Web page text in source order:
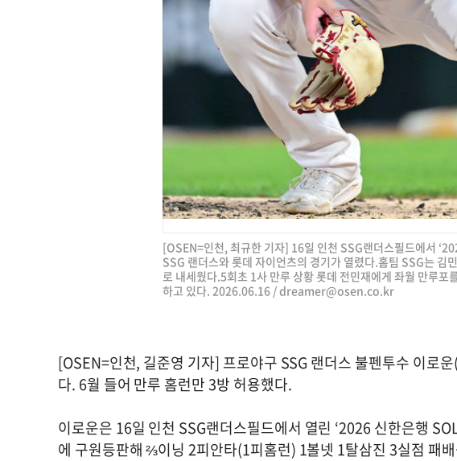
[OSEN=인천, 최규한 기자] 16일 인천 SSG랜더스필드에서
SSG 랜더스와 롯데 자이언츠의 경기가 열렸다.홈팀 SSG는 김
로 내세웠다.5회초 1사 만루 상황 롯데 전민재에게 좌월 만루포
하고 있다. 2026.06.16 /dreamer@osen.co.kr
[OSEN=인천, 길준영 기자] 프로야구 SSG 랜더스 불펜투수 이로
다. 6월 들어 만루 홈런만 3방 허용했다.
이로운은 16일 인천 SSG랜더스필드에서 열린 ‘2026 신한은행
에 구원등판해 ⅔이닝 2피안타(1피홈런) 1볼넷 1탈삼진 3실점 패